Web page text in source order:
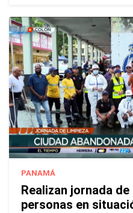
PANAMÁ
Realizan jornada
personas en